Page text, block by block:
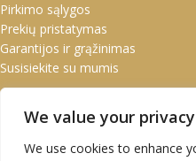
We value your privacy
We use cookies to enhance
Pirkimo sąlygos
Prekių pristatymas
Garantijos ir grąžinimas
Susisiekite su mumis
Paskyra